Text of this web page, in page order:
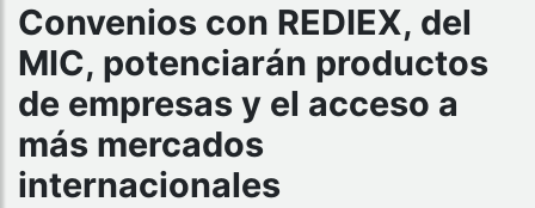
Convenios con REDIEX, del
MIC, potenciarán productos
de empresas y el acceso a
más mercados
internacionales